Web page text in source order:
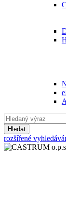
Hledat
rozšířené